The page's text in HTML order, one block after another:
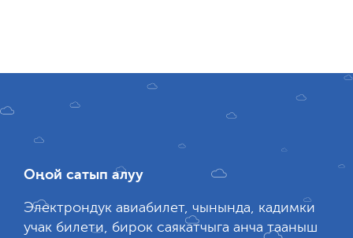
Оңой сатып алуу
Электрондук авиабилет, чынында, кадимки
учак билети, бирок саякатчыга анча тааныш